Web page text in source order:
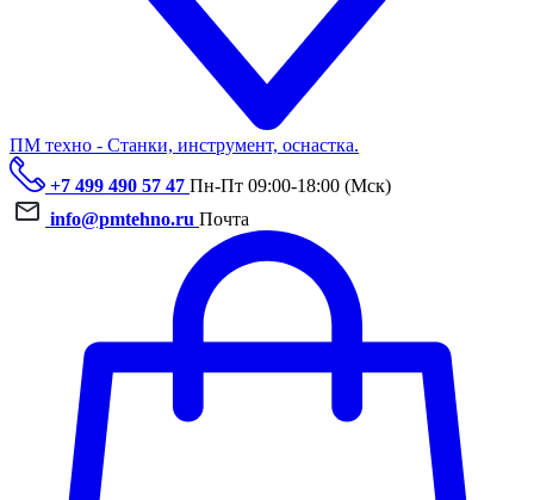
ПМ техно - Станки, инструмент, оснастка.
+7 499 490 57 47 Пн-Пт 09:00-18:00 (Мск)
info@pmtehno.ru Почта